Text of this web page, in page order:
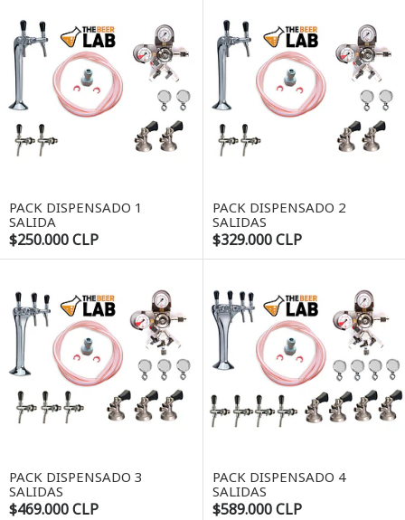
PACK DISPENSADO 1
SALIDA
$250.000 CLP
PACK DISPENSADO 2
SALIDAS
$329.000 CLP
PACK DISPENSADO 3
SALIDAS
$469.000 CLP
PACK DISPENSADO 4
SALIDAS
$589.000 CLP